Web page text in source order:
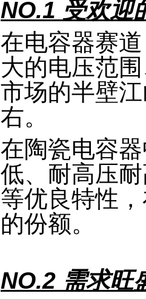
NO.1 受欢迎
在电容器赛
大的电压范
市场的半壁
右。
在陶瓷电容
低、耐高压
等优良特性
的份额。
NO.2 需求旺